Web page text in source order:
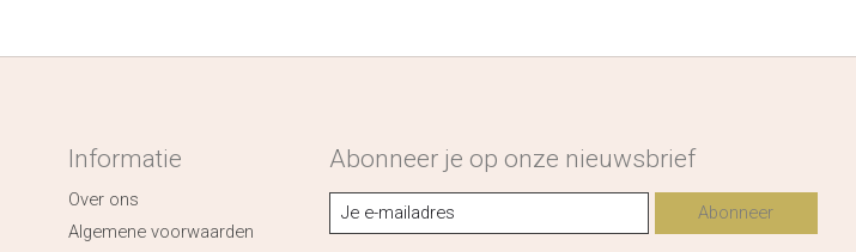
Informatie
Over ons
Algemene voorwaarden
Abonneer je op onze nieuwsbrief
Abonneer